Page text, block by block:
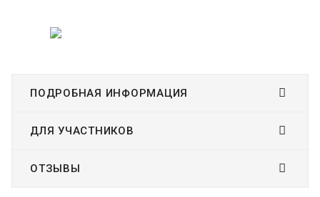
ПОДРОБНАЯ ИНФОРМАЦИЯ
ДЛЯ УЧАСТНИКОВ
ОТЗЫВЫ